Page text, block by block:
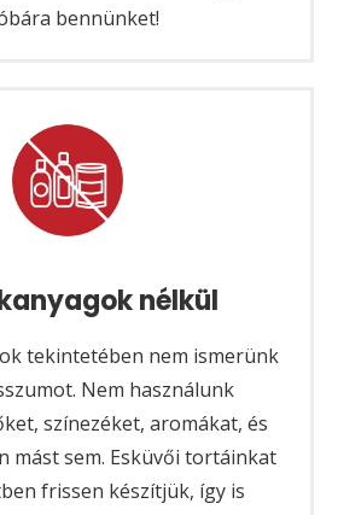
bennünket!
nélkül
tekintetében nem ismerünk
Nem használunk
színezéket, aromákat, és
mást sem. Esküvői tortáinkat
frissen készítjük, így is